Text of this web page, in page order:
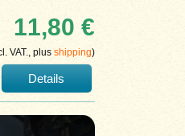
11,80 €
VAT., plus shipping)
Details